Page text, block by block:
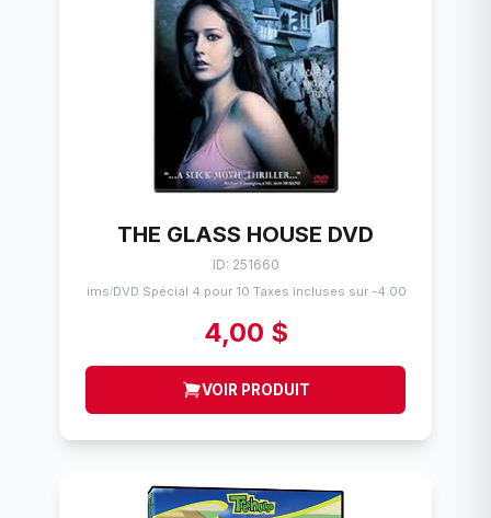
THE GLASS HOUSE DVD
ID: 251660
Flims/DVD Spécial 4 pour 10 Taxes incluses sur -4.00$
4,00 $
VOIR PRODUIT